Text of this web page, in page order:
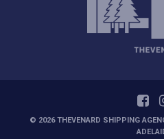
© 2026 THEVENARD SHIPPING